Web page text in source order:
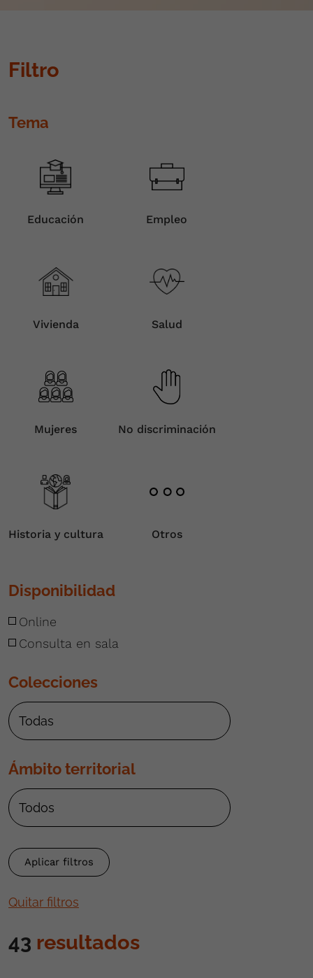
Filtro
Tema
Educación Empleo
Vivienda Salud
Mujeres No discriminación
Historia y cultura Otros
Disponibilidad
Online
Consulta en sala
Colecciones
Ámbito territorial
Quitar filtros
43 resultados